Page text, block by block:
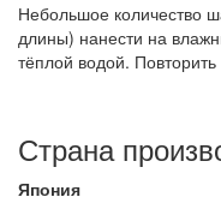
Небольшое количество
длины) нанести на
тёплой водой.
Страна
Япония